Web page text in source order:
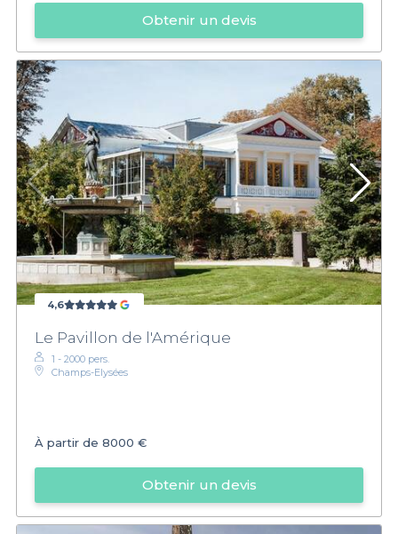
Obtenir un devis
4,6
Le Pavillon de l'Amérique
1 - 2000 pers.
Champs-Elysées
À partir de 8000 €
Obtenir un devis